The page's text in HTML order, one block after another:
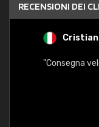
RECENSIONI DEI
"Consegna